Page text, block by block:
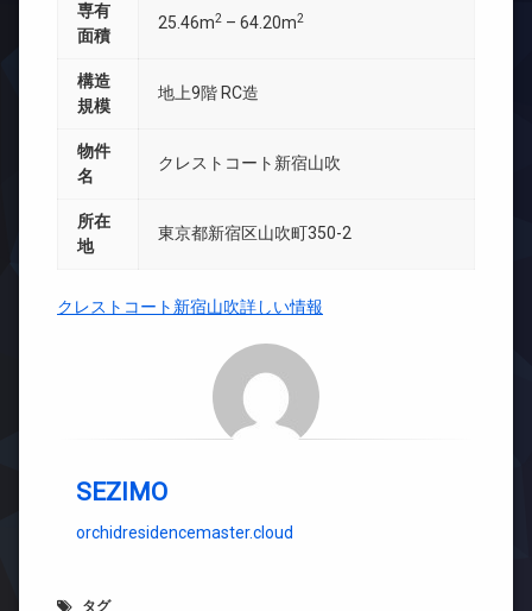
専有
面積
25.46m2 – 64.20m2
構造
規模
地上9階 RC造
物件
名
クレストコート新宿山吹
所在
地
東京都新宿区山吹町350-2
クレストコート新宿山吹詳しい情報
SEZIMO
orchidresidencemaster.cloud
タグ